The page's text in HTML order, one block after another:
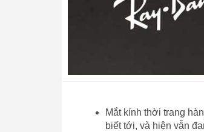
Mắt kính thời trang
biết tới, và hiện vẫn